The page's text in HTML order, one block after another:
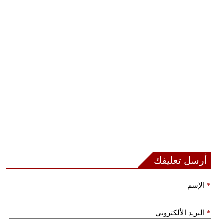
أرسل تعليقك
الإسم *
البريد الألكتروني *